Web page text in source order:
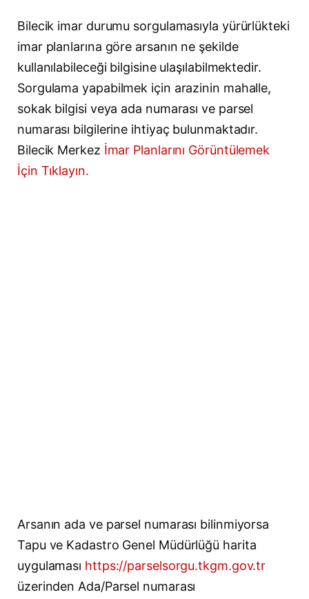
Bilecik imar durumu sorgulamasıyla yürürlükteki
imar planlarına göre arsanın ne şekilde
kullanılabileceği bilgisine ulaşılabilmektedir.
Sorgulama yapabilmek için arazinin mahalle,
sokak bilgisi veya ada numarası ve parsel
numarası bilgilerine ihtiyaç bulunmaktadır.
Bilecik Merkez İmar Planlarını Görüntülemek
İçin Tıklayın.
Arsanın ada ve parsel numarası bilinmiyorsa
Tapu ve Kadastro Genel Müdürlüğü harita
uygulaması https://parselsorgu.tkgm.gov.tr
üzerinden Ada/Parsel numarası